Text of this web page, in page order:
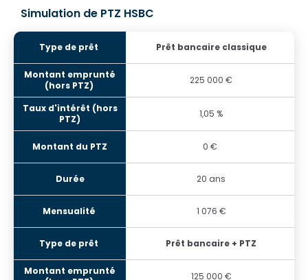
Simulation de PTZ HSBC
Prêt bancaire classique
225 000 €
1,05 %
0 €
20 ans
1 076 €
Prêt bancaire + PTZ
125 000 €